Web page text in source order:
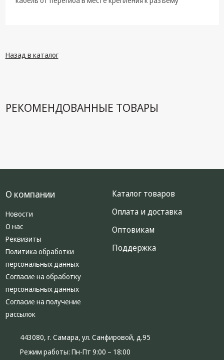
Назад в каталог
РЕКОМЕНДОВАННЫЕ ТОВАРЫ
О компании
Новости
О нас
Реквизиты
Политика обработки
персональных данных
Согласие на обработку
персональных данных
Согласие на получение
рассылок
Каталог товаров
Оплата и доставка
Оптовикам
Поддержка
443080, г. Самара, ул. Санфировой, д.95
Режим работы: Пн-Пт 9:00 – 18:00